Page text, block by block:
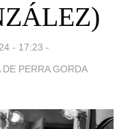
- 17:23 -
PERRA GORDA